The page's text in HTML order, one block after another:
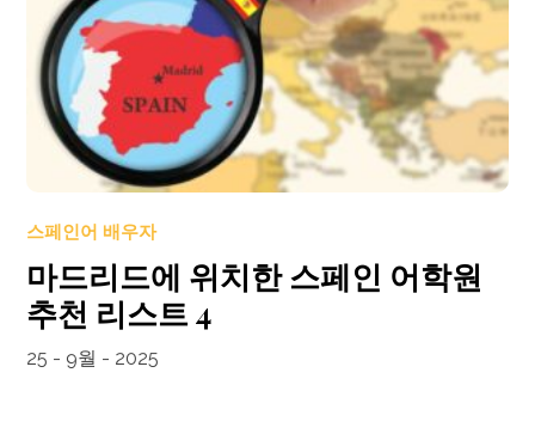
스페인어 배우자
마드리드에 위치한 스페인 어학원
추천 리스트 4
25 - 9월 - 2025